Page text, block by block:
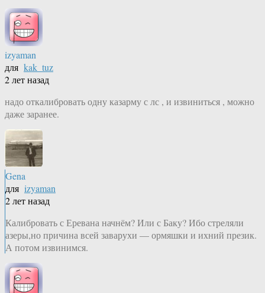
izyaman
для kak_tuz
2 лет назад
надо откалибровать одну казарму с лс , и извиниться , можно
даже заранее.
Gena
для izyaman
2 лет назад
Калибровать с Еревана начнём? Или с Баку? Ибо стреляли
азеры,но причина всей заварухи — ормяшки и ихний презик.
А потом извинимся.